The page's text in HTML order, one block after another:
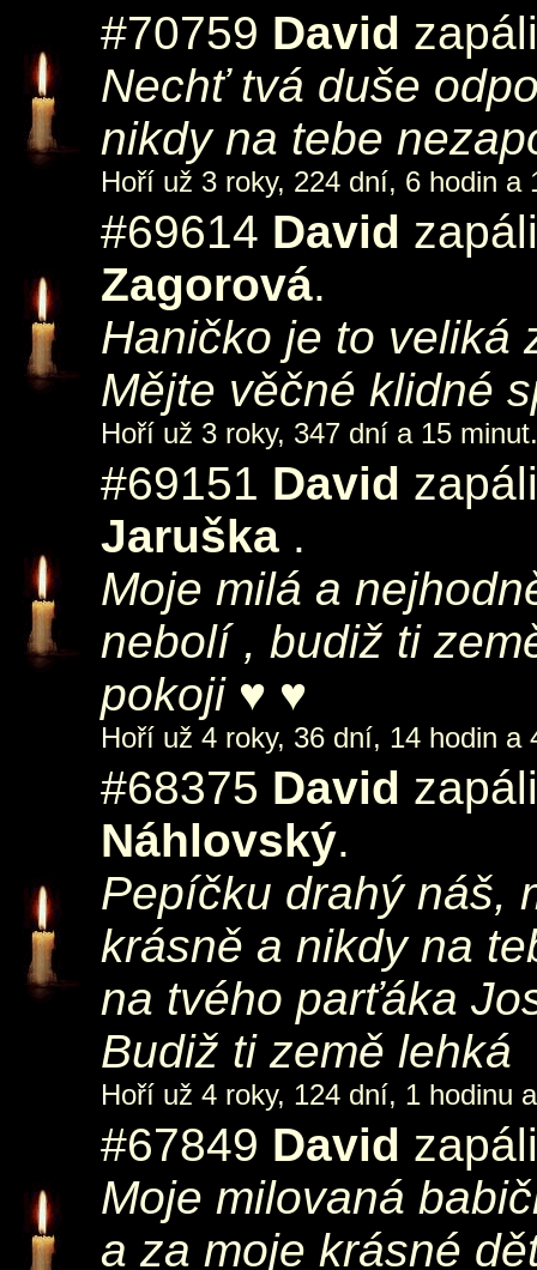
#70759 David
Nechť tvá duše
nikdy na tebe
Hoří už 3 roky, 224 dní, 6 hodin a
#69614 David
Zagorová.
Haničko je to veliká
Mějte věčné klidné
Hoří už 3 roky, 347 dní a 15 minut.
#69151 David
Jaruška .
Moje milá a
nebolí , budiž ti
pokoji ♥ ♥
Hoří už 4 roky, 36 dní, 14 hodin a
#68375 David
Náhlovský.
Pepíčku drahý náš,
krásně a nikdy na
na tvého parťáka
Budiž ti země lehká
Hoří už 4 roky, 124 dní, 1 hodinu
#67849 David
Moje milovaná
a za moje krásné